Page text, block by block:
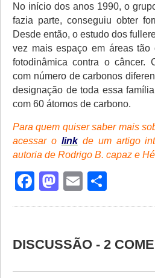
No início dos anos 1990, o
fazia parte, conseguiu obter
Desde então, o estudo dos
vez mais espaço em áreas
fotodinâmica contra o câncer.
com número de carbonos
designação de toda essa
com 60 átomos de carbono.
Para quem quiser saber mais
acessar o linkde um artigo
autoria de Rodrigo B. capaz e
Facebook
Mastodon
Email
DISCUSSÃO - 2